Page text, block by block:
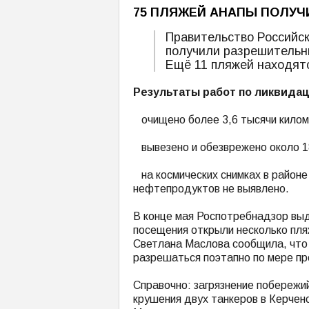
75 ПЛЯЖЕЙ АНАПЫ
Правительство
получили
Ещё 11 пляжей
Результаты работ по
очищено более 3,6 тысячи
вывезено и обезврежено около
на космических снимках в
нефтепродуктов не выявлено.
В конце мая Роспотребнадзор
посещения открыли несколько
Светлана Маслова сообщила, что
разрешаться поэтапно по мере
Справочно: загрязнение
крушения двух танкеров в